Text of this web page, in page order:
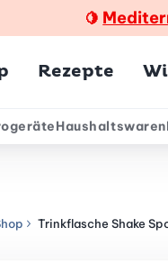
🍋
Rezepte
Haushaltswaren
Trinkflasche Shake